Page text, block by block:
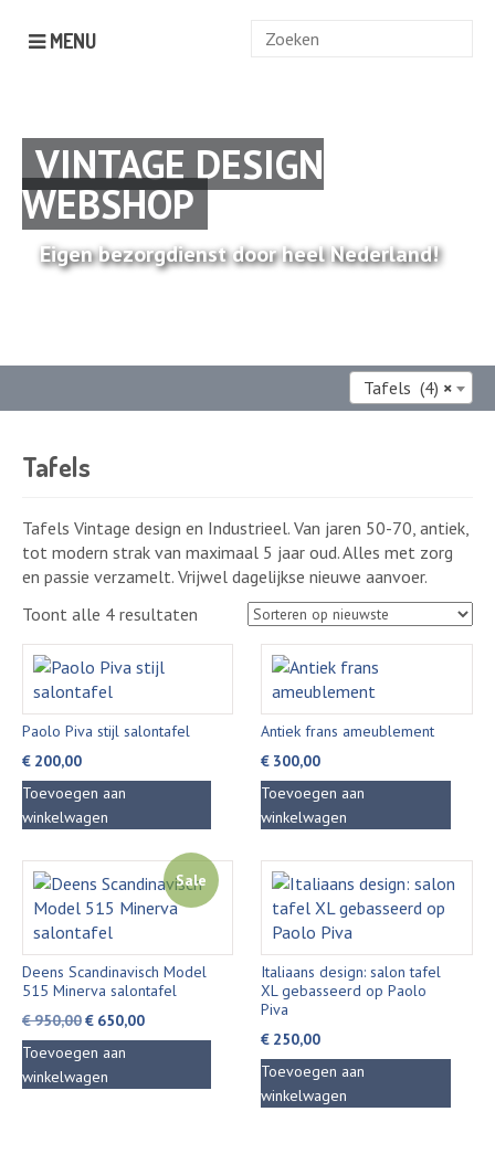
MENU
Zoek
VINTAGE DESIGN
WEBSHOP
Eigen bezorgdienst door heel Nederland!
×
Tafels (4)
Tafels
Tafels Vintage design en Industrieel. Van jaren 50-70, antiek,
tot modern strak van maximaal 5 jaar oud. Alles met zorg
en passie verzamelt. Vrijwel dagelijkse nieuwe aanvoer.
Toont alle 4 resultaten Gesorteerd
Paolo Piva stijl salontafel
€ 200,00
Toevoegen aan
winkelwagen
Antiek frans ameublement
€ 300,00
Toevoegen aan
winkelwagen
Sale
Deens Scandinavisch Model
515 Minerva salontafel
€950,00Oorspronkelijke
prijs
€ 950,00.
€ 650,00Huidige
prijs
€ 650,00.
Toevoegen aan
winkelwagen
Italiaans design: salon tafel
XL gebasseerd op Paolo
Piva
€ 250,00
Toevoegen aan
winkelwagen